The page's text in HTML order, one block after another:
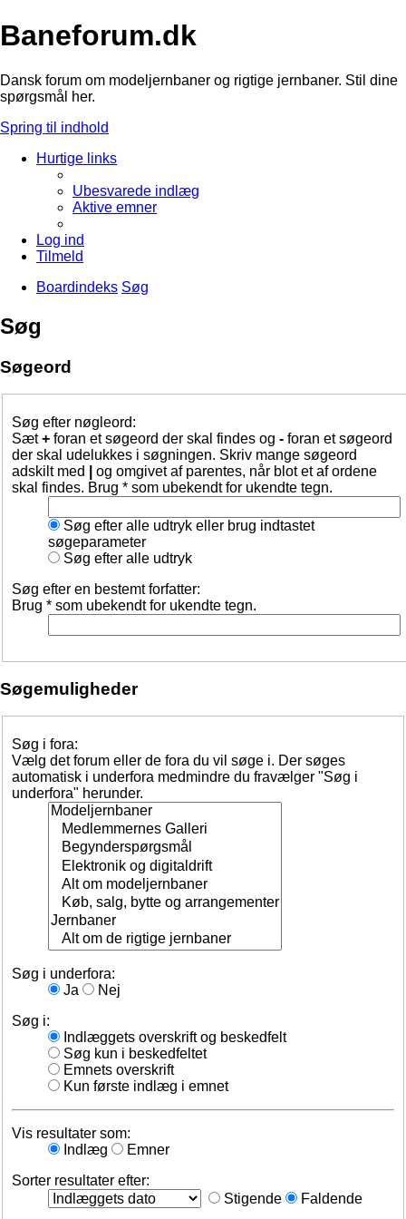
Baneforum.dk
Dansk forum om modeljernbaner og rigtige jernbaner. Stil dine
spørgsmål her.
Spring til indhold
Hurtige links
Ubesvarede indlæg
Aktive emner
Log ind
Tilmeld
Boardindeks Søg
Søg
Søgeord
Søg efter nøgleord:
Sæt+ foran et søgeord der skal findes og - foran et søgeord
der skal udelukkes i søgningen. Skriv mange søgeord
adskilt med
og omgivet af parentes, når blot et af ordene
skal findes. Brug * som ubekendt for ukendte tegn.
Søg efter alle udtryk eller brug indtastet
søgeparameter
Søg efter alle udtryk
Søg efter en bestemt forfatter:
Brug * som ubekendt for ukendte tegn.
Søgemuligheder
Søg i fora:
Vælg det forum eller de fora du vil søge i. Der søges
automatisk i underfora medmindre du fravælger "Søg i
underfora" herunder.
Søg i underfora:
Ja
Nej
Søg i:
Indlæggets overskrift og beskedfelt
Søg kun i beskedfeltet
Emnets overskrift
Kun første indlæg i emnet
Vis resultater som:
Indlæg
Emner
Sorter resultater efter:
Stigende
Faldende